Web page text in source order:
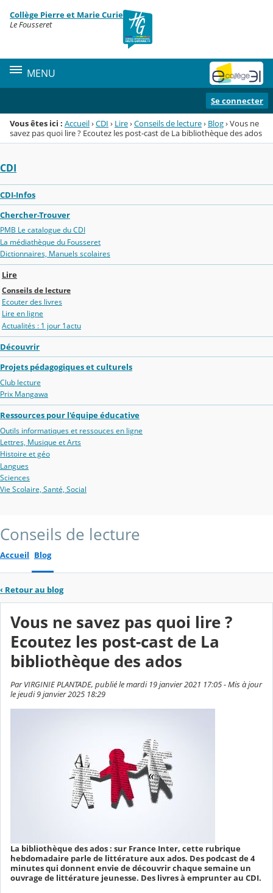
Menu de la rubrique
Contenu
Collège Pierre et Marie Curie
Le Fousseret
MENU
Se connecter
Vous êtes ici : Accueil›CDI › Lire›Conseils de lecture› Blog›Vous ne
savez pas quoi lire ? Ecoutez les post-cast de La bibliothèque des ados
CDI
CDI-Infos
Chercher-Trouver
PMB Le catalogue du CDI
La médiathèque du Fousseret
Dictionnaires, Manuels scolaires
Lire
Conseils de lecture
Ecouter des livres
Lire en ligne
Actualités : 1 jour 1actu
Découvrir
Projets pédagogiques et culturels
Club lecture
Prix Mangawa
Ressources pour l'équipe éducative
Outils informatiques et ressouces en ligne
Lettres, Musique et Arts
Histoire et géo
Langues
Sciences
Vie Scolaire, Santé, Social
Conseils de lecture
Accueil Blog
‹ Retour au blog
Vous ne savez pas quoi lire ?
Ecoutez les post-cast de La
bibliothèque des ados
Par VIRGINIE PLANTADE, publié le mardi 19 janvier 2021 17:05 - Mis à jour
le jeudi 9 janvier 2025 18:29
La bibliothèque des ados : sur France Inter, cette rubrique
hebdomadaire parle de littérature aux ados. Des podcast de 4
minutes qui donnent envie de découvrir chaque semaine un
ouvrage de littérature jeunesse. Des livres à emprunter au CDI.